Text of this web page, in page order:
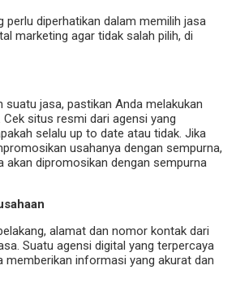
perlu diperhatikan dalam memilih jasa
marketing agar tidak salah pilih, di
suatu jasa, pastikan Anda melakukan
situs resmi dari agensi yang
selalu up to date atau tidak. Jika
usahanya dengan sempurna,
akan dipromosikan dengan sempurna
alamat dan nomor kontak dari
Suatu agensi digital yang terpercaya
memberikan informasi yang akurat dan